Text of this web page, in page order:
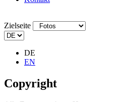
Zielseite
DE
EN
Copyright